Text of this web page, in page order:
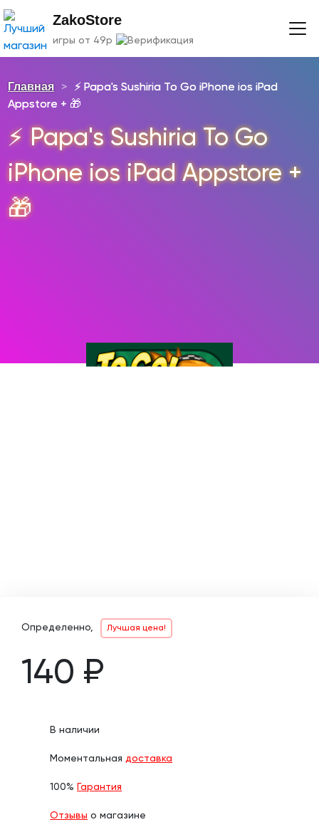
ZakoStore
игры от 49р
Главная >
⚡️ Papa's Sushiria To Go iPhone ios iPad
Appstore + 🎁
⚡️ Papa's Sushiria To Go
iPhone ios iPad Appstore +
🎁
Определенно, Лучшая цена!
140 ₽
В наличии
Моментальнаядоставка
100% Гарантия
Отзывы о магазине